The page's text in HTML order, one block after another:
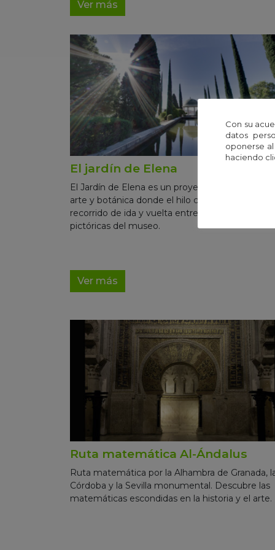
Ver más
El jardín de Elena
El Jardín de Elena es un proyecto que combina
arte y botánica donde el hilo conductor es un
recorrido de ida y vuelta entre las obras
pictóricas del museo.
Ver más
Ruta matemática Al-Ándalus
Ruta matemática por la Alhambra de Granada,
Córdoba y la Sevilla monumental. Descubre las
matemáticas escondidas en la historia y el arte.
Con su
datos
oponerse
haciendo